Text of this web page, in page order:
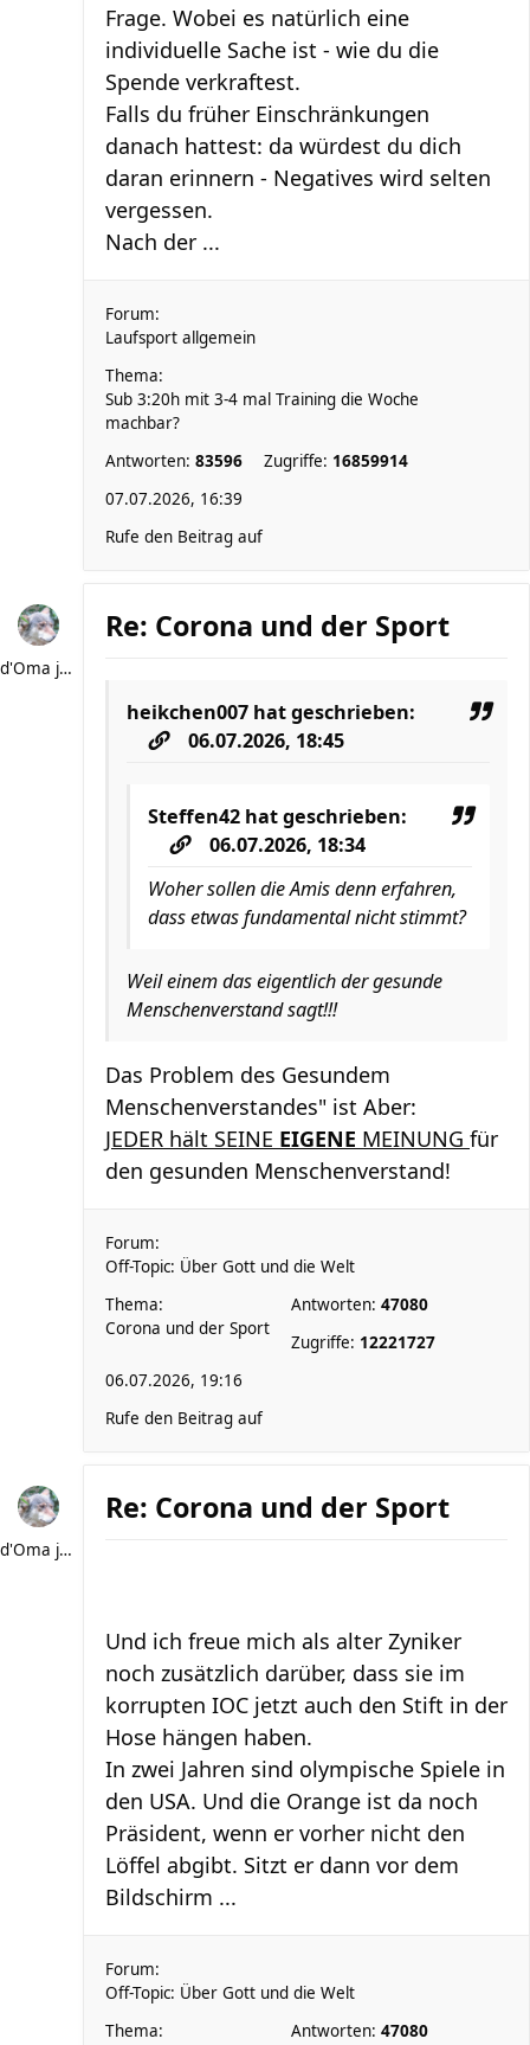
Frage. Wobei es natürlich eine
individuelle Sache ist - wie du die
Spende verkraftest.
Falls du früher Einschränkungen
danach hattest: da würdest du dich
daran erinnern - Negatives wird selten
vergessen.
Nach der ...
Forum:
Laufsport allgemein
Thema:
Sub 3:20h mit 3-4 mal Training die Woche
machbar?
Antworten: 83596 Zugriffe: 16859914
07.07.2026, 16:39
Rufe den Beitrag auf
d'Oma joggt
Re: Corona und der Sport
heikchen007 hat geschrieben:
06.07.2026, 18:45
Steffen42 hat geschrieben:
06.07.2026, 18:34
Woher sollen die Amis denn erfahren,
dass etwas fundamental nicht stimmt?
Weil einem das eigentlich der gesunde
Menschenverstand sagt!!!
Das Problem des Gesundem
Menschenverstandes" ist Aber:
JEDER hält SEINE EIGENE MEINUNG für
den gesunden Menschenverstand!
Forum:
Off-Topic: Über Gott und die Welt
Thema:
Corona und der Sport
Antworten: 47080
Zugriffe: 12221727
06.07.2026, 19:16
Rufe den Beitrag auf
d'Oma joggt
Re: Corona und der Sport
Und ich freue mich als alter Zyniker
noch zusätzlich darüber, dass sie im
korrupten IOC jetzt auch den Stift in der
Hose hängen haben.
In zwei Jahren sind olympische Spiele in
den USA. Und die Orange ist da noch
Präsident, wenn er vorher nicht den
Löffel abgibt. Sitzt er dann vor dem
Bildschirm ...
Forum:
Off-Topic: Über Gott und die Welt
Thema:
Antworten: 47080